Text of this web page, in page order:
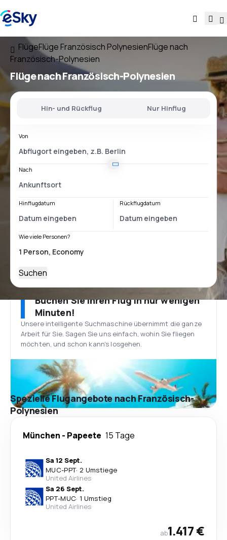
FlügeFlüge Französisch PolynesienFlüge nach
Französisch-Polynesien
Flüge nach Französisch-Polynesien
Hin- und Rückflug Nur Hinflug
Von
Nach
Hinflugdatum Rückflugdatum
Wie viele Personen?
Suchen
Buchen Sie Ihren Flug in nur wenigen
Minuten!
Unsere intelligente Suchmaschine übernimmt die ganze
Arbeit für Sie. Sagen Sie uns einfach, wohin Sie fliegen
möchten, und schon kann’s losgehen.
Spezielle Flugangebote nach Französisch-
Polynesien
München - Papeete 15 Tage
Sa 12 Sept.
MUC-PPT· 2 Umstiege
United Airlines
Sa 26 Sept.
PPT-MUC· 1 Umstieg
United Airlines
ab1.417 €